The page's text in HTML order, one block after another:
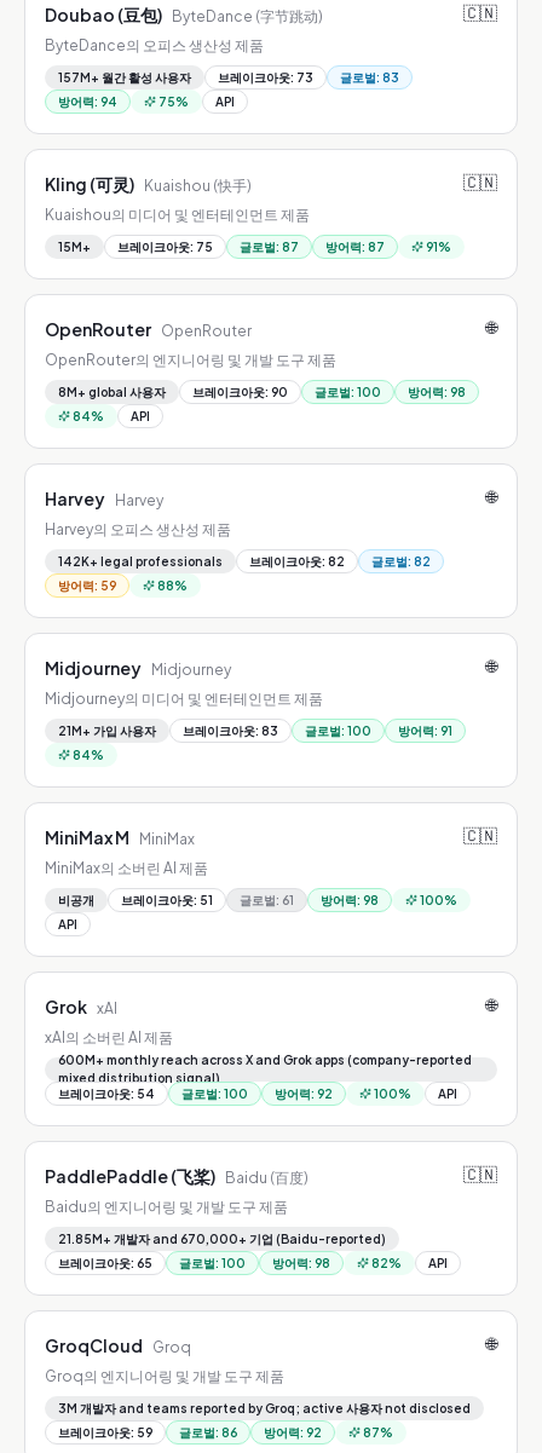
Doubao (豆包) ByteDance (字节跳动) 🇨🇳
ByteDance의 오피스 생산성 제품
157M+ 월간 활성 사용자 브레이크아웃: 73 글로벌: 83
방어력: 94 75% API
Kling (可灵) Kuaishou (快手) 🇨🇳
Kuaishou의 미디어 및 엔터테인먼트 제품
15M+ 브레이크아웃: 75 글로벌: 87 방어력: 87 91%
OpenRouter OpenRouter 🌐
OpenRouter의 엔지니어링 및 개발 도구 제품
8M+ global 사용자 브레이크아웃: 90 글로벌: 100 방어력: 98
84% API
Harvey Harvey 🌐
Harvey의 오피스 생산성 제품
142K+ legal professionals 브레이크아웃: 82 글로벌: 82
방어력: 59 88%
Midjourney Midjourney 🌐
Midjourney의 미디어 및 엔터테인먼트 제품
21M+ 가입 사용자 브레이크아웃: 83 글로벌: 100 방어력: 91
84%
MiniMax M MiniMax 🇨🇳
MiniMax의 소버린 AI 제품
비공개 브레이크아웃: 51 글로벌: 61 방어력: 98 100%
API
Grok xAI 🌐
xAI의 소버린 AI 제품
600M+ monthly reach across X and Grok apps (company-reported
mixed distribution signal)
브레이크아웃: 54 글로벌: 100 방어력: 92 100% API
PaddlePaddle (飞桨) Baidu (百度) 🇨🇳
Baidu의 엔지니어링 및 개발 도구 제품
21.85M+ 개발자 and 670,000+ 기업 (Baidu-reported)
브레이크아웃: 65 글로벌: 100 방어력: 98 82% API
GroqCloud Groq 🌐
Groq의 엔지니어링 및 개발 도구 제품
3M 개발자 and teams reported by Groq; active 사용자 not disclosed
브레이크아웃: 59 글로벌: 86 방어력: 92 87%